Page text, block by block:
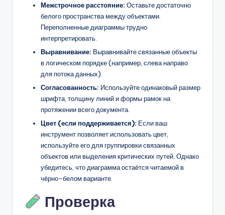
Межстрочное расстояние: Оставьте достаточно
белого пространства между объектами.
Переполненные диаграммы трудно
интерпретировать.
Выравнивание: Выравнивайте связанные объекты
в логическом порядке (например, слева направо
для потока данных).
Согласованность: Используйте одинаковый размер
шрифта, толщину линий и формы рамок на
протяжении всего документа.
Цвет (если поддерживается): Если ваш
инструмент позволяет использовать цвет,
используйте его для группировки связанных
объектов или выделения критических путей. Однако
убедитесь, что диаграмма остаётся читаемой в
чёрно-белом варианте.
Проверка